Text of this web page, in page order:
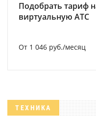
Подобрать тариф
виртуальную АТС
От 1 046 руб./месяц
ТЕХНИКА